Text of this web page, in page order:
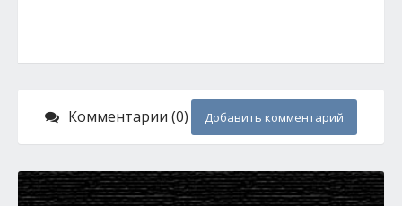
Комментарии (0) Добавить комментарий